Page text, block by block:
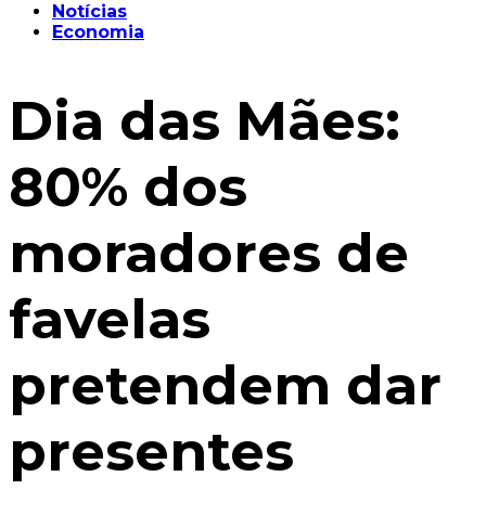
Notícias
Economia
Dia das Mães:
80% dos
moradores de
favelas
pretendem dar
presentes